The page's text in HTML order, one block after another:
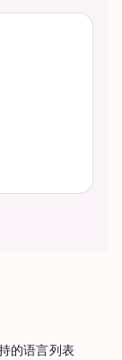
的语言列表